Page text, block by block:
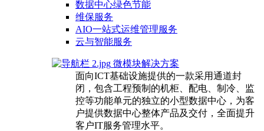
数据中心绿色节能
维保服务
AIO一站式运维管理服务
云与智能服务
微模块解决方案
面向ICT基础设施提供的一款采用通道封
闭，包含工程预制的机柜、配电、制冷、监
控等功能单元的独立的小型数据中心，为客
户提供数据中心整体产品及交付，全面提升
客户IT服务管理水平。